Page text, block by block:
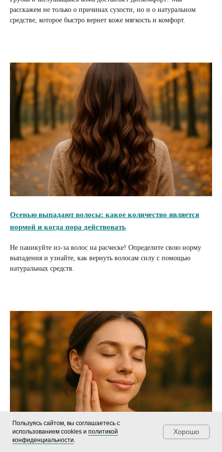
расскажем не только о причинах сухости, но и о натуральном
средстве, которое быстро вернет коже мягкость и комфорт.
Осенью выпадают волосы: какое количество является
нормой и когда пора действовать
Не паникуйте из-за волос на расческе! Определите свою норму
выпадения и узнайте, как вернуть волосам силу с помощью
натуральных средств.
Пользуясь сайтом, вы соглашаетесь с
использованием cookies и политикой
конфиденциальности.
Хорошо